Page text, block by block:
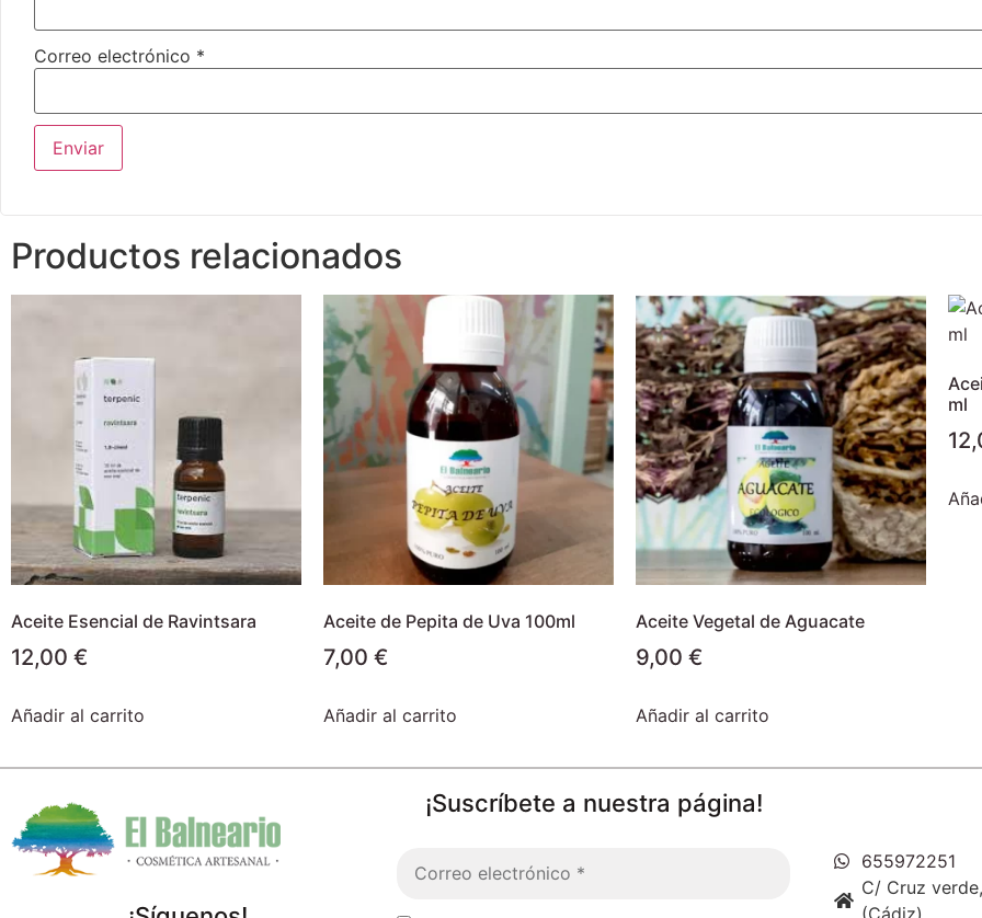
Correo electrónico *
Productos relacionados
Aceite Esencial de Ravintsara
12,00 €
Añadir al carrito
Aceite de Pepita de Uva 100ml
7,00 €
Añadir al carrito
Aceite Vegetal de Aguacate
9,00 €
Añadir al carrito
ml
¡Suscríbete a nuestra página!
655972251
C/ Cruz
(Cádiz)